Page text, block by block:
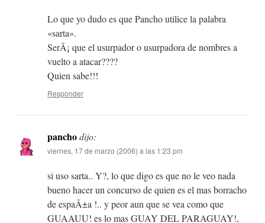
Lo que yo dudo es que Pancho utilice la palabra
«sarta».
SerÃ¡ que el usurpador o usurpadora de nombres a
vuelto a atacar????
Quien sabe!!!
Responder
panchodijo:
viernes, 17 de marzo (2006) a las 1:23 pm
si uso sarta.. Y?, lo que digo es que no le veo nada
bueno hacer un concurso de quien es el mas borracho
de espaÃ±a !.. y peor aun que se vea como que
GUAAUU! es lo mas GUAY DEL PARAGUAY!,